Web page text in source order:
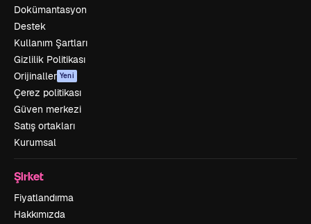
Dokümantasyon
Destek
Kullanım Şartları
Gizlilik Politikası
Orijinaller Yeni
Çerez politikası
Güven merkezi
Satış ortakları
Kurumsal
Şirket
Fiyatlandırma
Hakkımızda